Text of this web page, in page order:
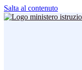
Salta al contenuto